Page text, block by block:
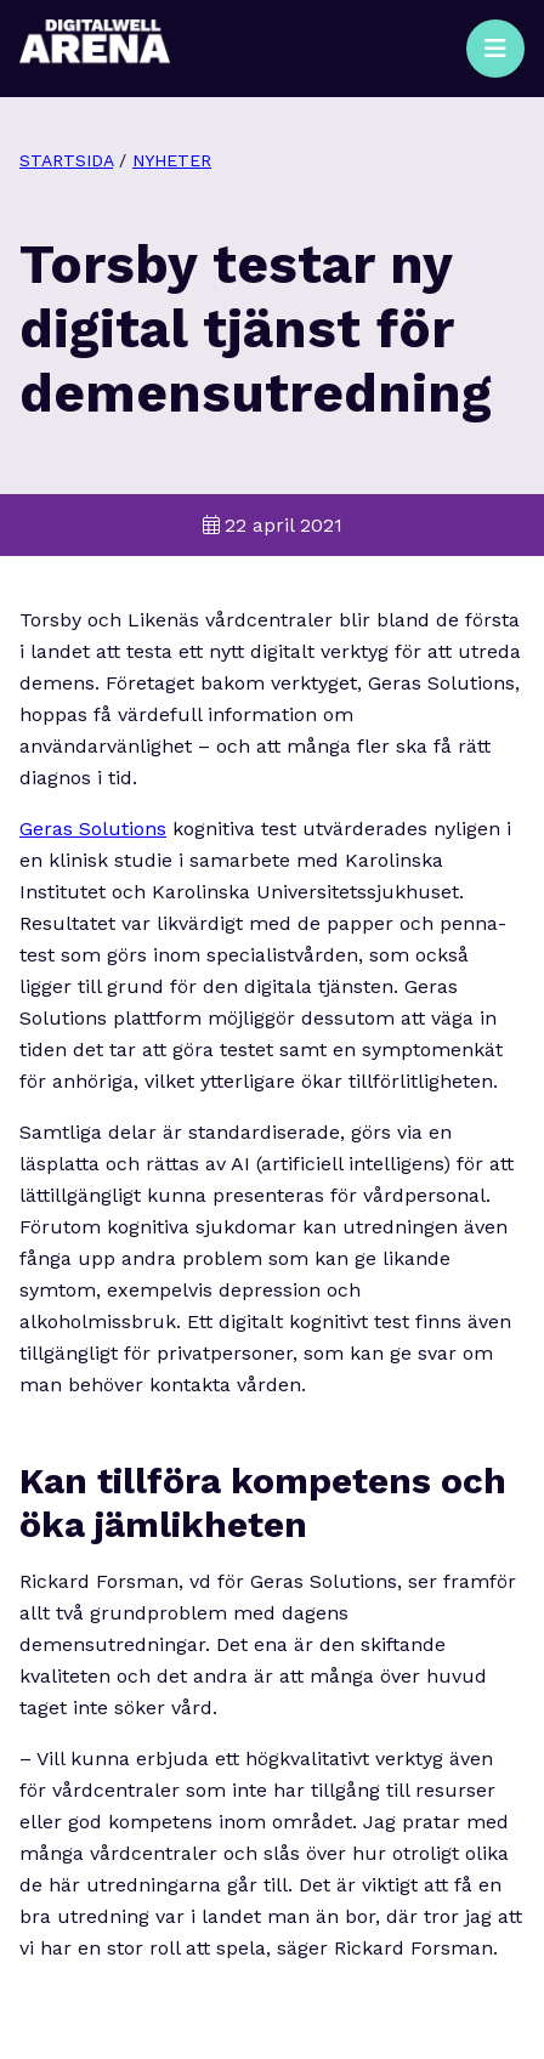
STARTSIDA/ NYHETER
Torsby testar ny
digital tjänst för
demensutredning
22 april 2021
Torsby och Likenäs vårdcentraler blir bland de första
i landet att testa ett nytt digitalt verktyg för att utreda
demens. Företaget bakom verktyget, Geras Solutions,
hoppas få värdefull information om
användarvänlighet – och att många fler ska få rätt
diagnos i tid.
Geras Solutions kognitiva test utvärderades nyligen i
en klinisk studie i samarbete med Karolinska
Institutet och Karolinska Universitetssjukhuset.
Resultatet var likvärdigt med de papper och penna-
test som görs inom specialistvården, som också
ligger till grund för den digitala tjänsten. Geras
Solutions plattform möjliggör dessutom att väga in
tiden det tar att göra testet samt en symptomenkät
för anhöriga, vilket ytterligare ökar tillförlitligheten.
Samtliga delar är standardiserade, görs via en
läsplatta och rättas av AI (artificiell intelligens) för att
lättillgängligt kunna presenteras för vårdpersonal.
Förutom kognitiva sjukdomar kan utredningen även
fånga upp andra problem som kan ge likande
symtom, exempelvis depression och
alkoholmissbruk. Ett digitalt kognitivt test finns även
tillgängligt för privatpersoner, som kan ge svar om
man behöver kontakta vården.
Kan tillföra kompetens och
öka jämlikheten
Rickard Forsman, vd för Geras Solutions, ser framför
allt två grundproblem med dagens
demensutredningar. Det ena är den skiftande
kvaliteten och det andra är att många över huvud
taget inte söker vård.
– Vill kunna erbjuda ett högkvalitativt verktyg även
för vårdcentraler som inte har tillgång till resurser
eller god kompetens inom området. Jag pratar med
många vårdcentraler och slås över hur otroligt olika
de här utredningarna går till. Det är viktigt att få en
bra utredning var i landet man än bor, där tror jag att
vi har en stor roll att spela, säger Rickard Forsman.